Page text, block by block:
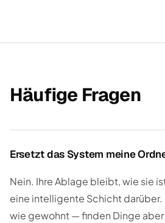
Häufige Fragen
Ersetzt das System meine
Nein. Ihre Ablage bleibt, wie sie
eine intelligente Schicht
wie gewohnt — finden Dinge